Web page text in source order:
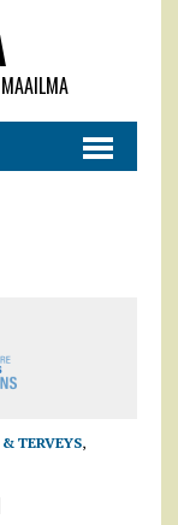
TERVEYS,